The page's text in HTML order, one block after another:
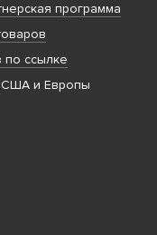
программа
по ссылке
США и Европы